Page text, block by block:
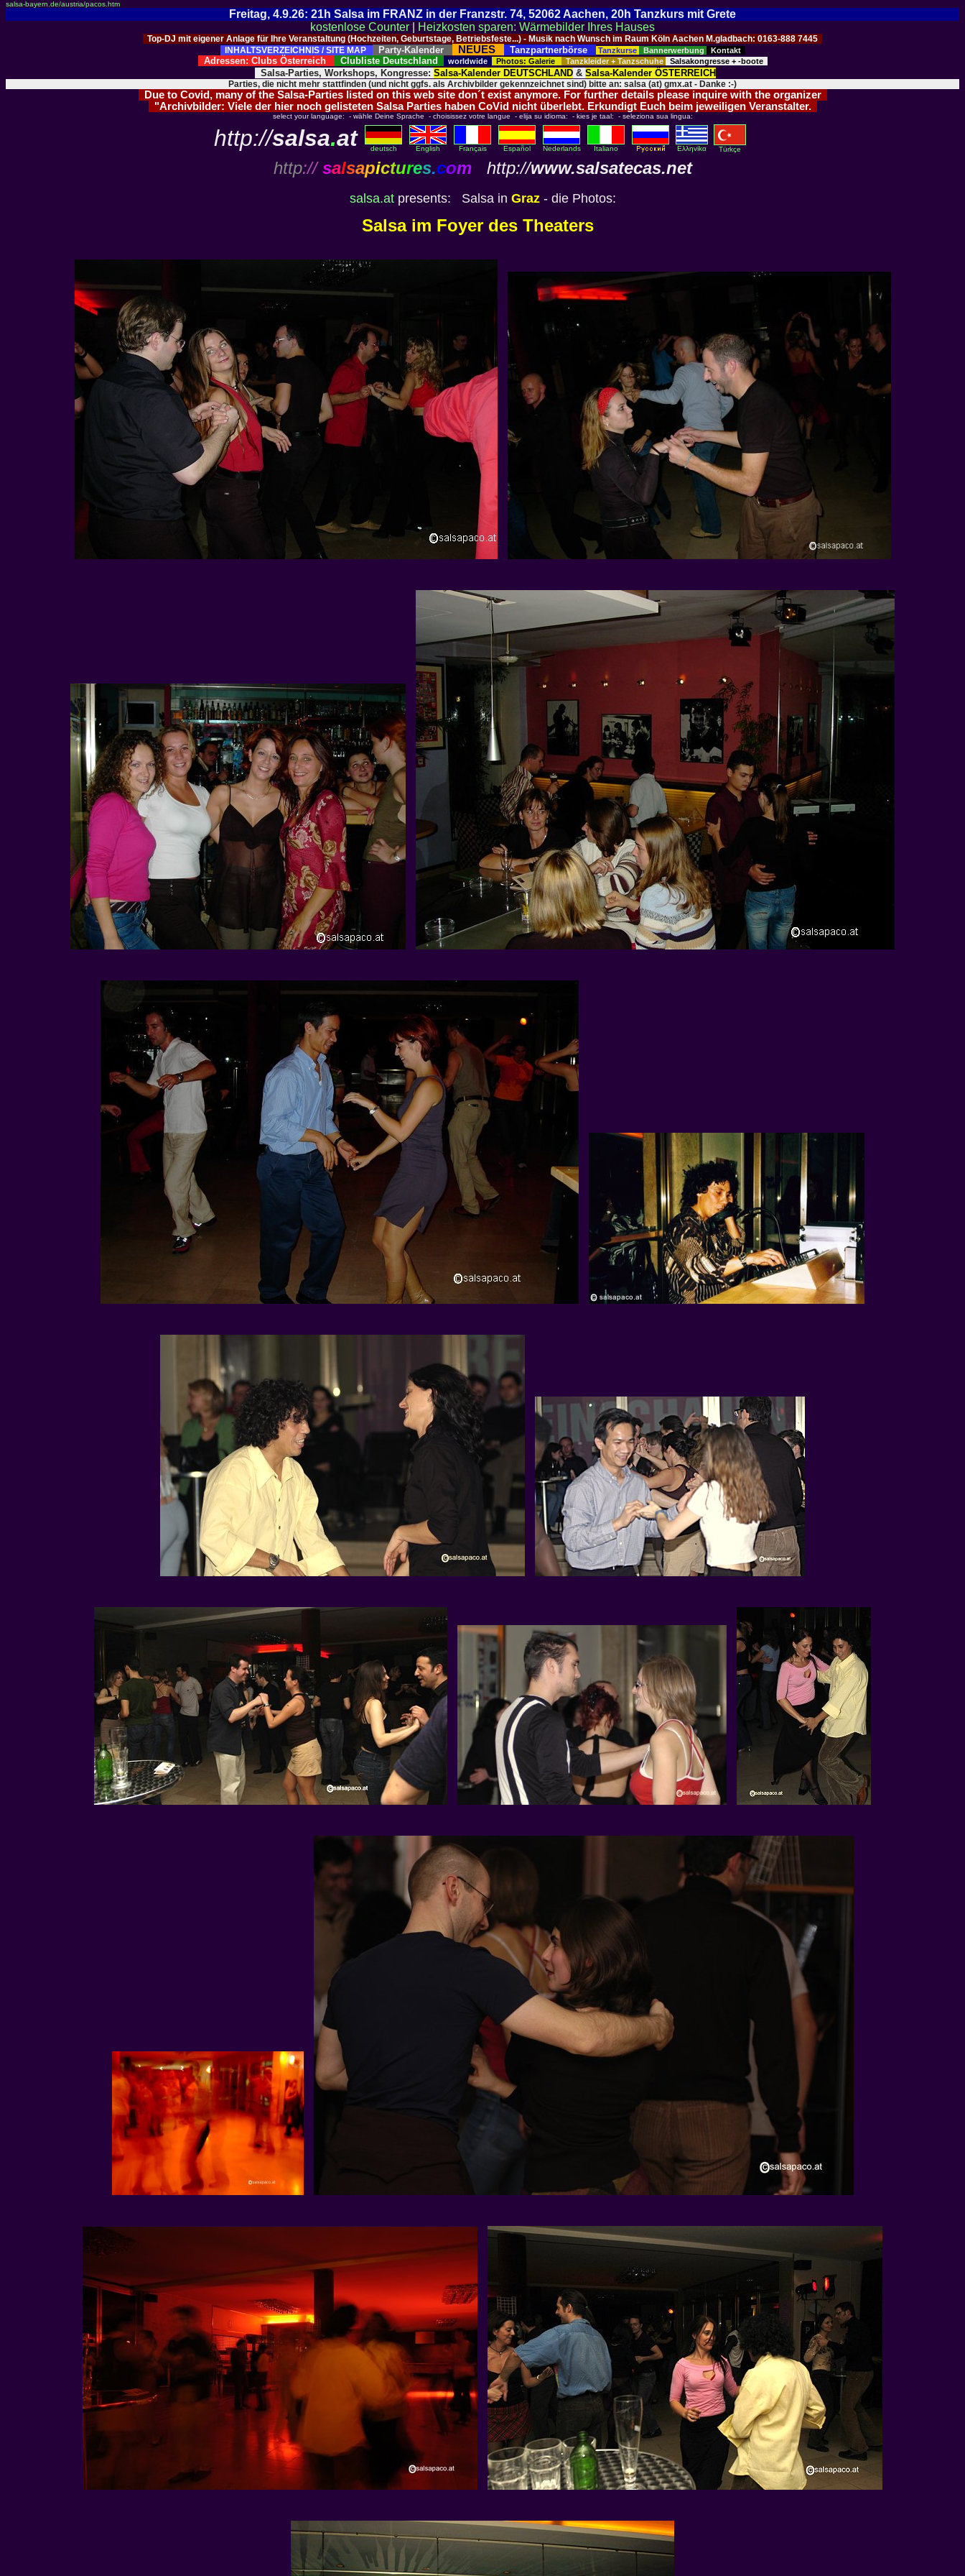
salsa-bayern.de/austria/pacos.htm
Freitag, 4.9.26: 21h Salsa im FRANZ in der Franzstr. 74, 52062 Aachen, 20h Tanzkurs mit Grete
kostenlose Counter
Heizkosten sparen: Wärmebilder Ihres Hauses
Top-DJ mit eigener Anlage für Ihre Veranstaltung (Hochzeiten, Geburtstage, Betriebsfeste...) - Musik nach Wunsch im Raum Köln Aachen M.gladbach: 0163-888 7445
INHALTSVERZEICHNIS / SITE MAP
Party-Kalender NEUES Tanzpartnerbörse Tanzkurse Bannerwerbung Kontakt
Adressen: Clubs Österreich Clubliste Deutschland worldwide Photos: Galerie Tanzkleider + Tanzschuhe Salsakongresse + -boote
Salsa-Parties, Workshops, Kongresse: Salsa-Kalender DEUTSCHLAND & Salsa-Kalender ÖSTERREICH
Parties, die nicht mehr stattfinden (und nicht ggfs. als Archivbilder gekennzeichnet sind) bitte an: salsa (at) gmx.at - Danke :-)
Due to Covid, many of the Salsa-Parties listed on this web site don´t exist anymore. For further details please inquire with the organizer
"Archivbilder: Viele der hier noch gelisteten Salsa Parties haben CoVid nicht überlebt. Erkundigt Euch beim jeweiligen Veranstalter.
select your language: - wähle Deine Sprache - choisissez votre langue - elija su idioma: - kies je taal: - seleziona sua lingua:
http://salsa.at deutsch English Français Español Nederlands Italiano Eλληvikα Türkçe
http:// salsapictures.com http://www.salsatecas.net
salsa.at presents: Salsa in Graz- die Photos:
Salsa im Foyer des Theaters